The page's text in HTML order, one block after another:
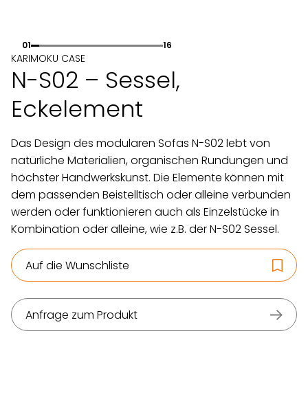
01 16
KARIMOKU CASE
N-S02 – Sessel,
Eckelement
Das Design des modularen Sofas N-S02 lebt von
natürliche Materialien, organischen Rundungen und
höchster Handwerkskunst. Die Elemente können mit
dem passenden Beistelltisch oder alleine verbunden
werden oder funktionieren auch als Einzelstücke in
Kombination oder alleine, wie z.B. der N-S02 Sessel.
Auf die Wunschliste
Anfrage zum Produkt